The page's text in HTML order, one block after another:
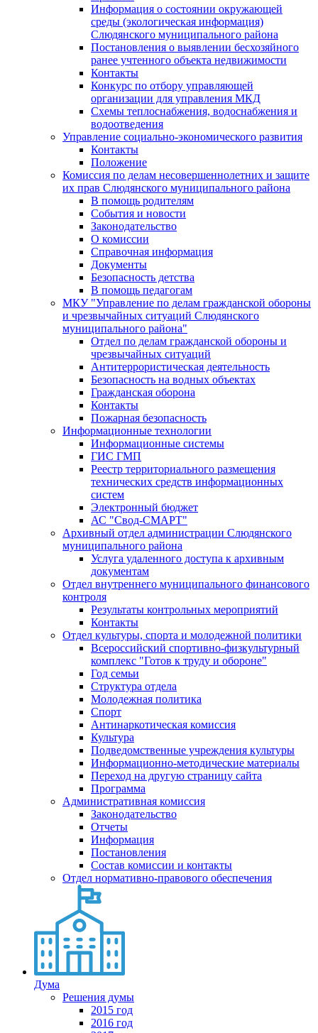
Информация о состоянии окружающей
среды (экологическая информация)
Слюдянского муниципального района
Постановления о выявлении бесхозяйного
ранее учтенного объекта недвижимости
Контакты
Конкурс по отбору управляющей
организации для управления МКД
Схемы теплоснабжения, водоснабжения и
водоотведения
Управление социально-экономического развития
Контакты
Положение
Комиссия по делам несовершеннолетних и защите
их прав Слюдянского муниципального района
В помощь родителям
События и новости
Законодательство
О комиссии
Справочная информация
Документы
Безопасность детства
В помощь педагогам
МКУ "Управление по делам гражданской обороны
и чрезвычайных ситуаций Слюдянского
муниципального района"
Отдел по делам гражданской обороны и
чрезвычайных ситуаций
Антитеррористическая деятельность
Безопасность на водных объектах
Гражданская оборона
Контакты
Пожарная безопасность
Информационные технологии
Информационные системы
ГИС ГМП
Реестр территориального размещения
технических средств информационных
систем
Электронный бюджет
АС "Свод-СМАРТ"
Архивный отдел администрации Слюдянского
муниципального района
Услуга удаленного доступа к архивным
документам
Отдел внутреннего муниципального финансового
контроля
Результаты контрольных мероприятий
Контакты
Отдел культуры, спорта и молодежной политики
Всероссийский спортивно-физкультурный
комплекс "Готов к труду и обороне"
Год семьи
Структура отдела
Молодежная политика
Спорт
Антинаркотическая комиссия
Культура
Подведомственные учреждения культуры
Информационно-методические материалы
Переход на другую страницу сайта
Программа
Административная комиссия
Законодательство
Отчеты
Информация
Постановления
Состав комиссии и контакты
Отдел нормативно-правового обеспечения
Дума
Решения думы
2015 год
2016 год